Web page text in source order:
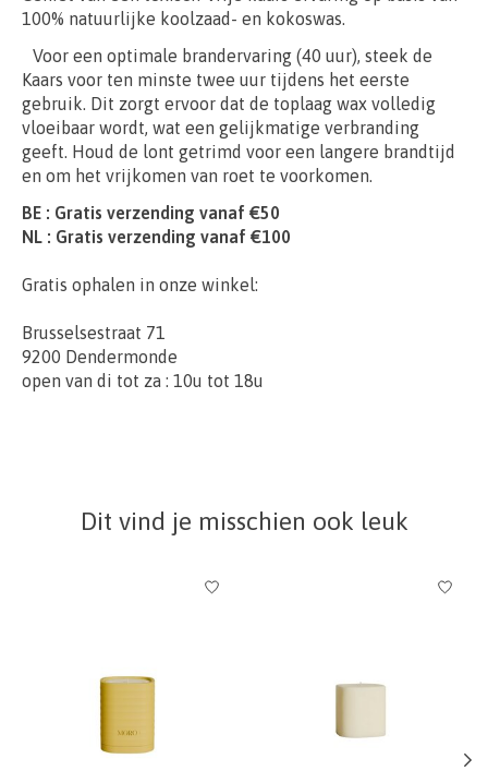
100% natuurlijke koolzaad- en kokoswas.
Voor een optimale brandervaring (40 uur), steek de
Kaars voor ten minste twee uur tijdens het eerste
gebruik. Dit zorgt ervoor dat de toplaag wax volledig
vloeibaar wordt, wat een gelijkmatige verbranding
geeft. Houd de lont getrimd voor een langere brandtijd
en om het vrijkomen van roet te voorkomen.
BE : Gratis verzending vanaf €50
NL : Gratis verzending vanaf €100
Gratis ophalen in onze winkel:
Brusselsestraat 71
9200 Dendermonde
open van di tot za : 10u tot 18u
Dit vind je misschien ook leuk
Items van productcarrousel